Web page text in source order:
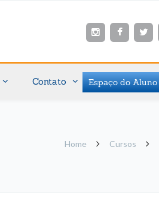
Contato Espaço do Aluno
Home Cursos